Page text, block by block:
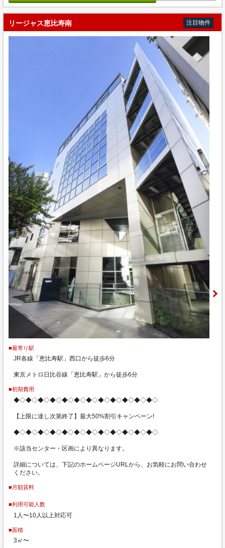
リージャス恵比寿南 注目物件
■最寄り駅
JR各線「恵比寿駅」西口から徒歩6分
東京メトロ日比谷線「恵比寿駅」から徒歩6分
■初期費用
◆◇◆◇◆◇◆◇◆◇◆◇◆◇◆◇◆◇◆◇◆◇◆◇
【上限に達し次第終了】最大50%割引キャンペーン!
◆◇◆◇◆◇◆◇◆◇◆◇◆◇◆◇◆◇◆◇◆◇◆◇
※該当センター・区画により異なります。
詳細については、下記のホームページURLから、お気軽にお問い合わせ
ください。
■月額賃料
■利用可能人数
1人〜10人以上対応可
■面積
3㎡〜